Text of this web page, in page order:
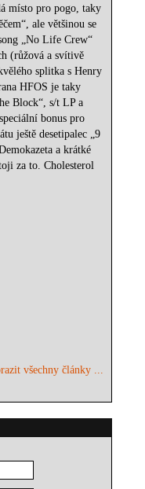
místo pro pogo, taky
ale většinou se
„No Life Crew“
(růžová a svítivě
splitka s Henry
HFOS je taky
Block“, s/t LP a
bonus pro
ještě desetipalec „9
a krátké
za to. Cholesterol
všechny články ...